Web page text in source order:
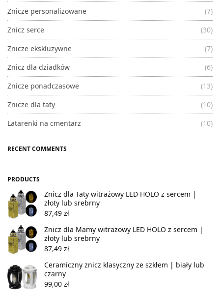
Znicze personalizowane
(7)
Znicz serce
(30)
Znicze ekskluzywne
(7)
Znicz dla dziadków
(6)
Znicze ponadczasowe
(13)
Znicze dla taty
(10)
Latarenki na cmentarz
(10)
RECENT COMMENTS
PRODUCTS
Znicz dla Taty witrażowy LED HOLO z sercem |
złoty lub srebrny
87,49 zł
Znicz dla Mamy witrażowy LED HOLO z sercem |
złoty lub srebrny
87,49 zł
Ceramiczny znicz klasyczny ze szkłem | biały lub
czarny
99,00 zł